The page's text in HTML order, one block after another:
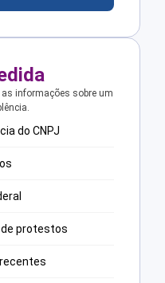
informações sobre um
do CNPJ
de protestos